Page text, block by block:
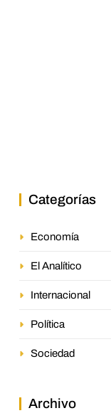
Categorías
Economía
El Analítico
Internacional
Política
Sociedad
Archivo